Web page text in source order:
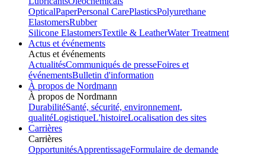
OpticalPaperPersonal CarePlasticsPolyurethane
ElastomersRubber
Silicone ElastomersTextile & LeatherWater Treatment
Actus et événements
Actus et événements
ActualitésCommuniqués de presseFoires et
événementsBulletin d'information
À propos de Nordmann
À propos de Nordmann
DurabilitéSanté, sécurité, environnement,
qualitéLogistiqueL'histoireLocalisation des sites
Carrières
Carrières
OpportunitésApprentissageFormulaire de demande